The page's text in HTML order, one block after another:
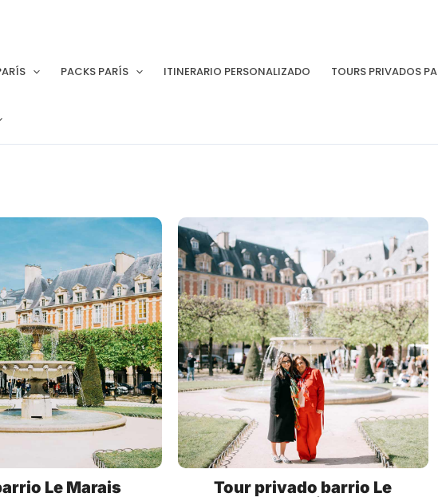
PACKS PARÍS ITINERARIO PERSONALIZADO TOURS PRIVADOS
Le Marais
Tour privado barrio Le